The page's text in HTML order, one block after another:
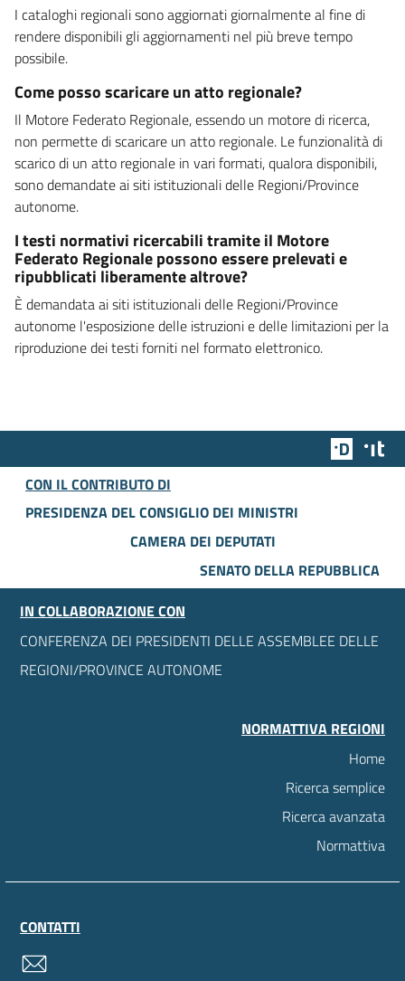
I cataloghi regionali sono aggiornati giornalmente al fine di
rendere disponibili gli aggiornamenti nel più breve tempo
possibile.
Come posso scaricare un atto regionale?
Il Motore Federato Regionale, essendo un motore di ricerca,
non permette di scaricare un atto regionale. Le funzionalità di
scarico di un atto regionale in vari formati, qualora disponibili,
sono demandate ai siti istituzionali delle Regioni/Province
autonome.
I testi normativi ricercabili tramite il Motore
Federato Regionale possono essere prelevati e
ripubblicati liberamente altrove?
È demandata ai siti istituzionali delle Regioni/Province
autonome l'esposizione delle istruzioni e delle limitazioni per la
riproduzione dei testi forniti nel formato elettronico.
Team
CON IL CONTRIBUTO DI
PRESIDENZA DEL CONSIGLIO DEI MINISTRI
CAMERA DEI DEPUTATI
SENATO DELLA REPUBBLICA
IN COLLABORAZIONE CON
CONFERENZA DEI PRESIDENTI DELLE ASSEMBLEE DELLE
REGIONI/PROVINCE AUTONOME
NORMATTIVA REGIONI
Home
Ricerca semplice
Ricerca avanzata
Normattiva
CONTATTI